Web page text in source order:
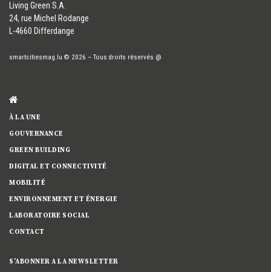
​Living Green S.A.
24, rue Michel Rodange
L-4660 Differdange
smartcitiesmag.lu © 2026 – Tous droits réservés @
À LA UNE
GOUVERNANCE
GREEN BUILDING
DIGITAL ET CONNECTIVITÉ
MOBILITÉ
ENVIRONNEMENT ET ÉNERGIE
LABORATOIRE SOCIAL
CONTACT
S’ABONNER A LA NEWSLETTER